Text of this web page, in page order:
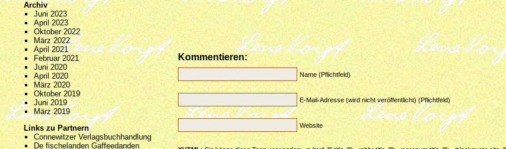
Archiv
Juni 2023
April 2023
Oktober 2022
März 2022
April 2021
Februar 2021
Juni 2020
April 2020
März 2020
Oktober 2019
Juni 2019
März 2019
Links zu Partnern
Connewitzer Verlagsbuchhandlung
De fischelanden Gaffeedanden
Kommentieren:
Name (Pflichtfeld)
E-Mail-Adresse (wird nicht veröffentlicht) (Pflichtfeld)
Website